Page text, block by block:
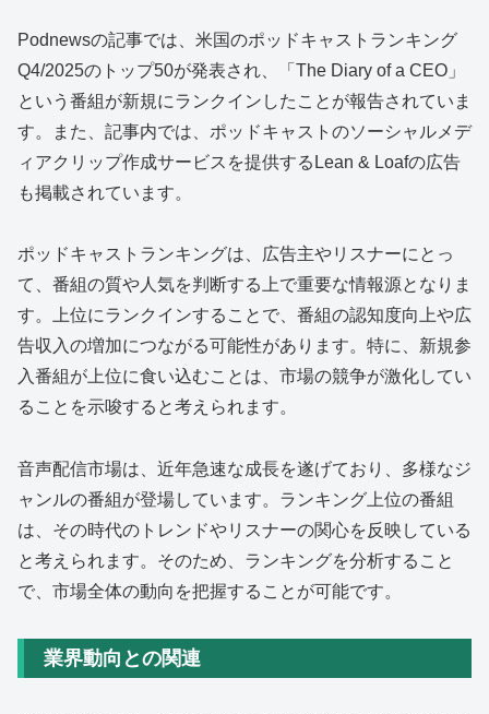
Podnewsの記事では、米国のポッドキャストランキング
Q4/2025のトップ50が発表され、「The Diary of a CEO」
という番組が新規にランクインしたことが報告されていま
す。また、記事内では、ポッドキャストのソーシャルメデ
ィアクリップ作成サービスを提供するLean & Loafの広告
も掲載されています。
ポッドキャストランキングは、広告主やリスナーにとっ
て、番組の質や人気を判断する上で重要な情報源となりま
す。上位にランクインすることで、番組の認知度向上や広
告収入の増加につながる可能性があります。特に、新規参
入番組が上位に食い込むことは、市場の競争が激化してい
ることを示唆すると考えられます。
音声配信市場は、近年急速な成長を遂げており、多様なジ
ャンルの番組が登場しています。ランキング上位の番組
は、その時代のトレンドやリスナーの関心を反映している
と考えられます。そのため、ランキングを分析すること
で、市場全体の動向を把握することが可能です。
業界動向との関連